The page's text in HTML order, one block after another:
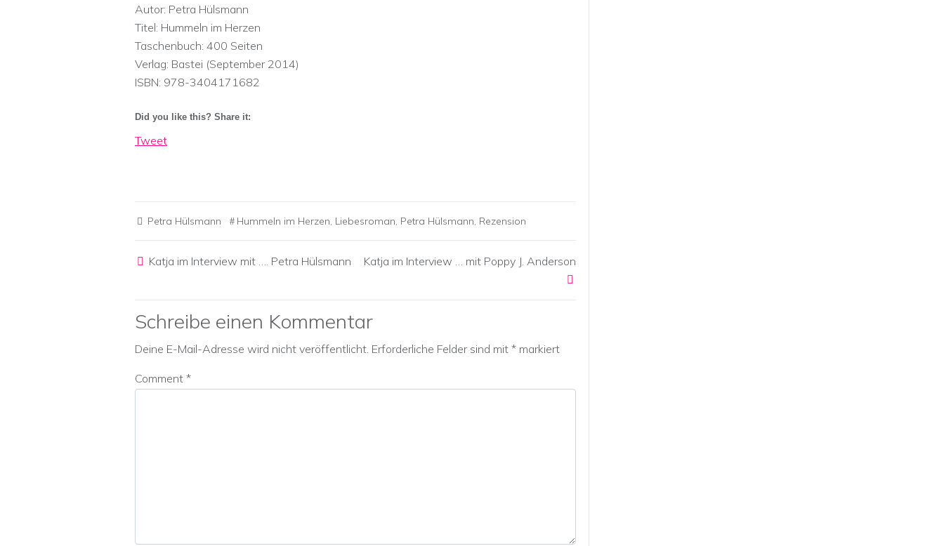
Autor: Petra Hülsmann
Titel: Hummeln im Herzen
Taschenbuch: 400 Seiten
Verlag: Bastei (September 2014)
ISBN: 978-3404171682
Did you like this? Share it:
Tweet
Petra Hülsmann Hummeln im Herzen, Liebesroman, Petra Hülsmann, Rezension
Post navigation
Katja im Interview mit …. Petra Hülsmann Katja im Interview … mit Poppy J. Anderson
Schreibe einen Kommentar
Deine E-Mail-Adresse wird nicht veröffentlicht. Erforderliche Felder sind mit * markiert
Comment *